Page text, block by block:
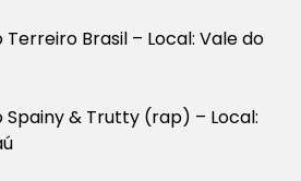
Brasil – Local: Vale do
Spainy & Trutty (rap) – Local: